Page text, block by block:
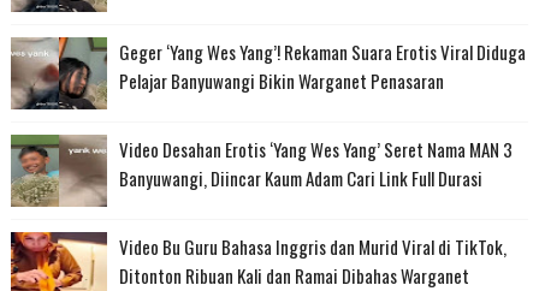
Geger ‘Yang Wes Yang’! Rekaman Suara Erotis Viral Diduga
Pelajar Banyuwangi Bikin Warganet Penasaran
Video Desahan Erotis ‘Yang Wes Yang’ Seret Nama MAN 3
Banyuwangi, Diincar Kaum Adam Cari Link Full Durasi
Video Bu Guru Bahasa Inggris dan Murid Viral di TikTok,
Ditonton Ribuan Kali dan Ramai Dibahas Warganet